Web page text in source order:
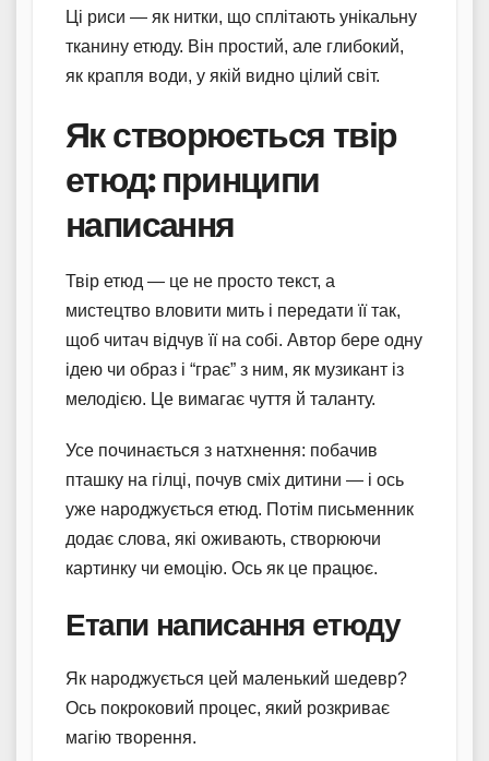
Ці риси — як нитки, що сплітають унікальну
тканину етюду. Він простий, але глибокий,
як крапля води, у якій видно цілий світ.
Як створюється твір
етюд: принципи
написання
Твір етюд — це не просто текст, а
мистецтво вловити мить і передати її так,
щоб читач відчув її на собі. Автор бере одну
ідею чи образ і “грає” з ним, як музикант із
мелодією. Це вимагає чуття й таланту.
Усе починається з натхнення: побачив
пташку на гілці, почув сміх дитини — і ось
уже народжується етюд. Потім письменник
додає слова, які оживають, створюючи
картинку чи емоцію. Ось як це працює.
Етапи написання етюду
Як народжується цей маленький шедевр?
Ось покроковий процес, який розкриває
магію творення.